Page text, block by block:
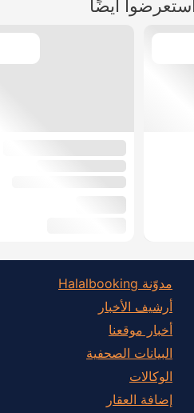
أيضًا
مدوّنة Halalbooking
أرشيف الأخبار
أخبار موقعنا
البيانات الصحفية
الوكالات
إضافة العقار